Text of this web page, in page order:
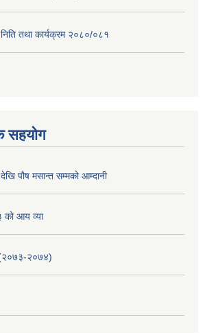
तथा कार्यक्रम २०८०/०८१
सहयोग
पौष मसान्त सम्मको आम्दानी
आय व्या
२०७४)